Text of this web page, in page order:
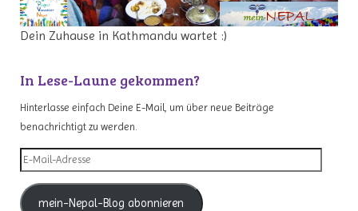
Dein Zuhause in Kathmandu wartet :)
In Lese-Laune gekommen?
Hinterlasse einfach Deine E-Mail, um über neue Beiträge
benachrichtigt zu werden.
E-
Mail-
Adresse
mein-Nepal-Blog abonnieren